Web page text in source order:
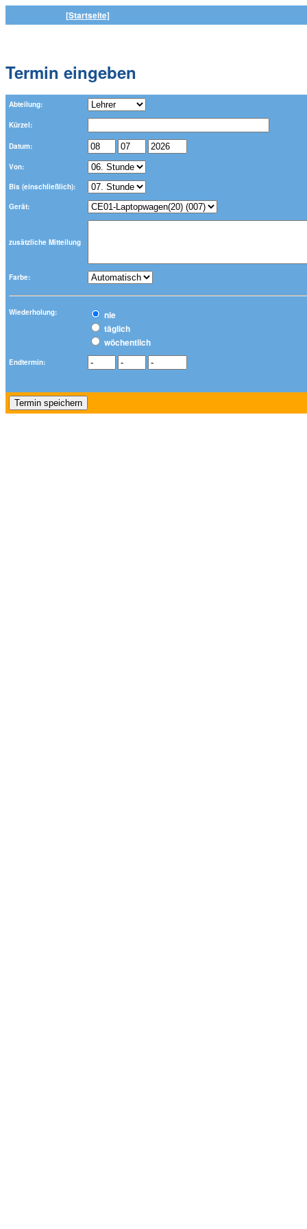
[Startseite]
Termin eingeben
Abteilung:
Kürzel:
Datum:
Von:
Bis (einschließlich):
Gerät:
zusätzliche Mitteilung
Farbe:
Wiederholung:
nie
täglich
wöchentlich
Endtermin: